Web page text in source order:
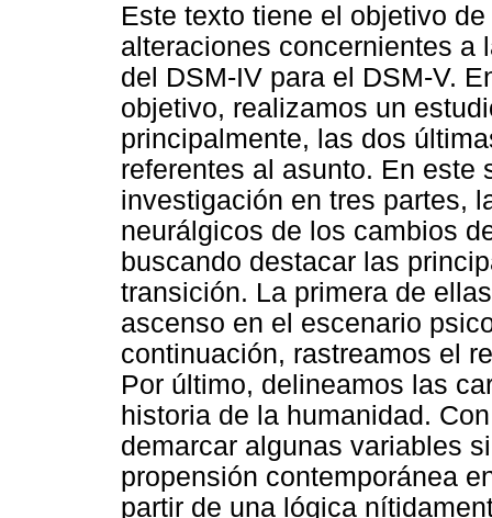
Este texto tiene el objetivo
alteraciones concernientes a
del DSM-IV para el DSM-V.
objetivo, realizamos un
principalmente, las dos
referentes al asunto. En este
investigación en tres partes,
neurálgicos de los cambios
buscando destacar las
transición. La primera de
ascenso en el escenario
continuación, rastreamos el
Por último, delineamos las
historia de la humanidad.
demarcar algunas variables
propensión contemporánea
partir de una lógica